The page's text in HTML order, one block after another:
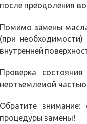
после преодоления
Помимо замены
(при необходимости)
внутренней
Проверка
неотъемлемой
Обратите
процедуры замены!